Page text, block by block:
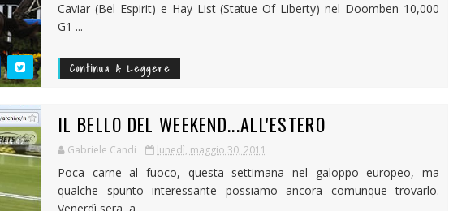
Caviar (Bel Espirit) e Hay List (Statue Of Liberty) nel Doomben 10,000
G1 ...
Continua A Leggere
IL BELLO DEL WEEKEND...ALL'ESTERO
Gabriele Candi lunedì, maggio 30, 2011
Poca carne al fuoco, questa settimana nel galoppo europeo, ma
qualche spunto interessante possiamo ancora comunque trovarlo.